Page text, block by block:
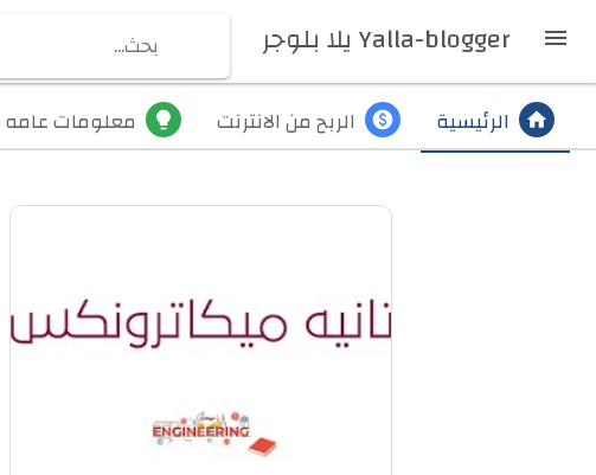
 Yalla-blogger يلا بلوجر
home الرئيسية paid الربح من الانترنت lightbulb معلومات عامه